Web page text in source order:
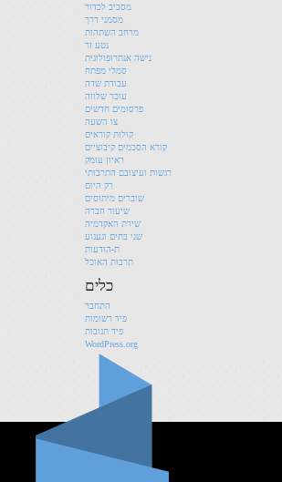
מסביב לכדור
מסמני דרך
מרחב השתהות
נטע זר
נישה אנתרופולוגית
סמלי מפתח
עבודת שדה
עוכר שלווה
פרסומים חדשים
צו השעה
קולות קוראים
קורא הסכמים קיבוציים
ראיון עומק
רגשות ועיצובם התרבותי
רק היום
שוברים מיתוסים
שיעור חברה
שירת האקדמיה
שני בתים וגעגוע
ת-הודעות
תרבות האוכל
כלים
התחבר
פיד רשומות
פיד תגובות
WordPress.org